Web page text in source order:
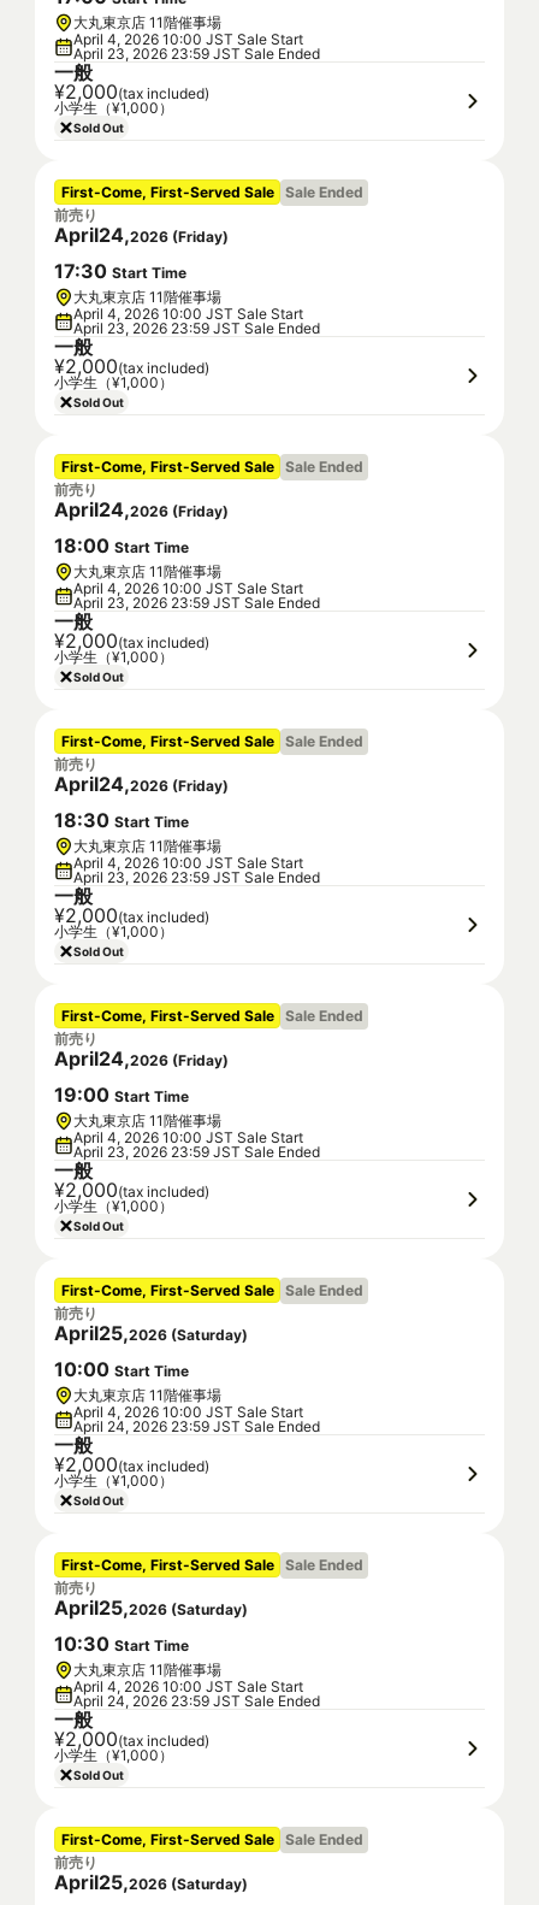
大丸東京店 11階催事場
April 4, 2026 10:00 JST Sale Start
April 23, 2026 23:59 JST Sale Ended
一般
¥2,000(tax included)
小学生（¥1,000）
Sold Out
First-Come, First-Served Sale Sale Ended
前売り
April24,2026 (Friday)
17:30 Start Time
大丸東京店 11階催事場
April 4, 2026 10:00 JST Sale Start
April 23, 2026 23:59 JST Sale Ended
一般
¥2,000(tax included)
小学生（¥1,000）
Sold Out
First-Come, First-Served Sale Sale Ended
前売り
April24,2026 (Friday)
18:00 Start Time
大丸東京店 11階催事場
April 4, 2026 10:00 JST Sale Start
April 23, 2026 23:59 JST Sale Ended
一般
¥2,000(tax included)
小学生（¥1,000）
Sold Out
First-Come, First-Served Sale Sale Ended
前売り
April24,2026 (Friday)
18:30 Start Time
大丸東京店 11階催事場
April 4, 2026 10:00 JST Sale Start
April 23, 2026 23:59 JST Sale Ended
一般
¥2,000(tax included)
小学生（¥1,000）
Sold Out
First-Come, First-Served Sale Sale Ended
前売り
April24,2026 (Friday)
19:00 Start Time
大丸東京店 11階催事場
April 4, 2026 10:00 JST Sale Start
April 23, 2026 23:59 JST Sale Ended
一般
¥2,000(tax included)
小学生（¥1,000）
Sold Out
First-Come, First-Served Sale Sale Ended
前売り
April25,2026 (Saturday)
10:00 Start Time
大丸東京店 11階催事場
April 4, 2026 10:00 JST Sale Start
April 24, 2026 23:59 JST Sale Ended
一般
¥2,000(tax included)
小学生（¥1,000）
Sold Out
First-Come, First-Served Sale Sale Ended
前売り
April25,2026 (Saturday)
10:30 Start Time
大丸東京店 11階催事場
April 4, 2026 10:00 JST Sale Start
April 24, 2026 23:59 JST Sale Ended
一般
¥2,000(tax included)
小学生（¥1,000）
Sold Out
First-Come, First-Served Sale Sale Ended
前売り
April25,2026 (Saturday)